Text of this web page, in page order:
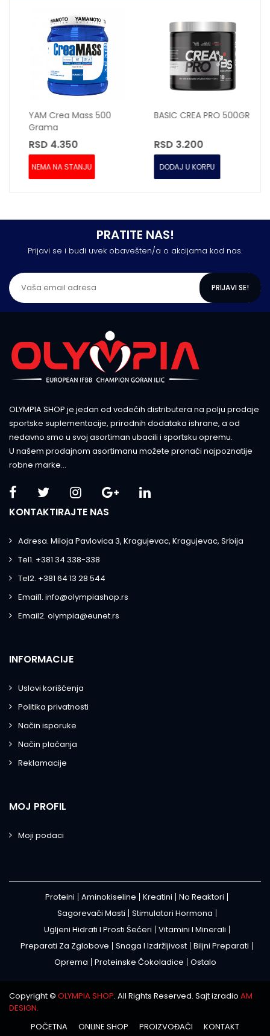
YAM Crea Mass 500
Grama
RSD 4.350
NEMA NA STANJU
BASIC CREA PRO 500GR
RSD 3.200
DODAJ U KORPU
PRATITE NAS!
Prijavi se i budi uvek obavešten/a o akcijama kod nas.
PRIJAVI SE!
OLYMPIA SHOP je jedan od vodećih distributera na polju prodaje
sportske suplementacije, prirodnih dodataka ishrane, a od
nedavno smo u svoj asortiman ubacili i sportsku opremu.
U našem prodajnom asortimanu možete pronaći najpoznatije
robne marke...
KONTAKTIRAJTE NAS
Adresa. Miloja Pavlovica 3, Kragujevac, Kragujevac, Srbija
Tel1. +381 34 338-338
Tel2. +381 64 13 28 544
Email1. info@olympiashop.rs
Email2. olympia@eunet.rs
INFORMACIJE
Uslovi korišćenja
Politika privatnosti
Način isporuke
Način plaćanja
Reklamacije
MOJ PROFIL
Moji podaci
Proteini Aminokiseline Kreatini
No Reaktori
Sagorevači Masti
Stimulatori Hormona
Ugljeni Hidrati I Prosti Šećeri
Vitamini I Minerali
Preparati Za Zglobove
Snaga I Izdržljivost Biljni Preparati
Oprema
Proteinske Čokoladice Ostalo
Copyright © OLYMPIA SHOP. All Rights Reserved. Sajt izradio AM
DESIGN.
POČETNA
ONLINE SHOP PROIZVOĐAČI KONTAKT